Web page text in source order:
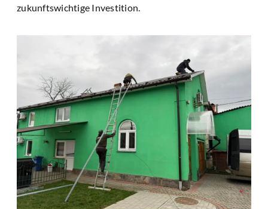
zukunftswichtige Investition.